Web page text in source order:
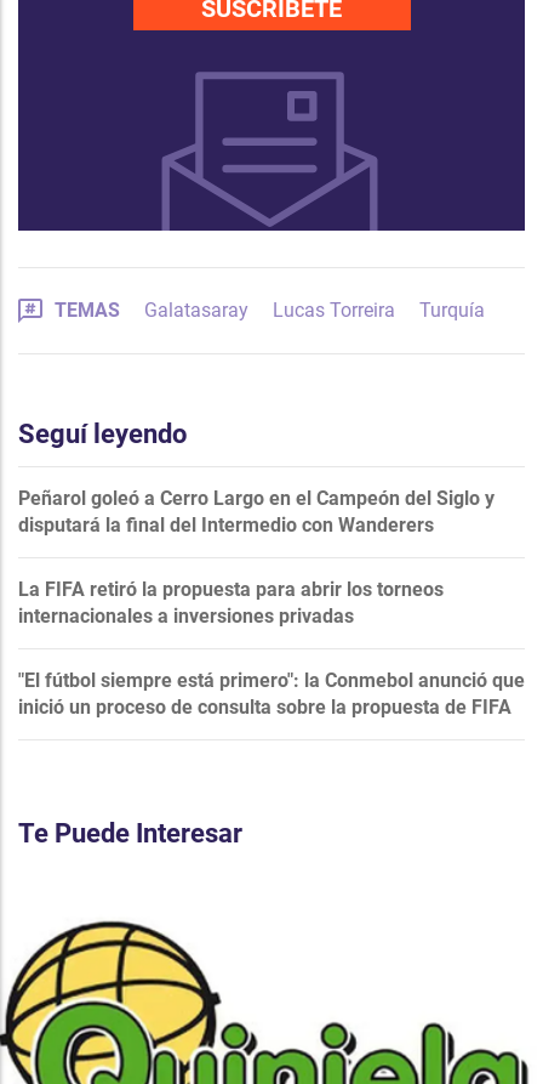
SUSCRÍBETE
TEMAS Galatasaray Lucas Torreira Turquía
Seguí leyendo
Peñarol goleó a Cerro Largo en el Campeón del Siglo y
disputará la final del Intermedio con Wanderers
La FIFA retiró la propuesta para abrir los torneos
internacionales a inversiones privadas
"El fútbol siempre está primero": la Conmebol anunció que
inició un proceso de consulta sobre la propuesta de FIFA
Te Puede Interesar